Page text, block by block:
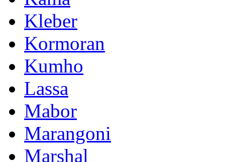
Kleber
Kormoran
Kumho
Lassa
Mabor
Marangoni
Marshal